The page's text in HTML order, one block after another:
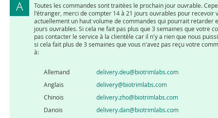
Toutes les commandes sont traitées le prochain jour ouvrable.
l'étranger, merci de compter 14 à 21 jours ouvrables pour recevoir
actuellement un haut volume de commandes qui pourrait retarder
jours ouvrables. Si cela ne fait pas plus que 3 semaines que votre
pas contacter le service à la clientèle car il n'y a rien que nous
si cela fait plus de 3 semaines que vous n'avez pas reçu votre
à:
Allemand
delivery.deu@biotrimlabs.com
Anglais
delivery@biotrimlabs.com
Chinois
delivery.zho@biotrimlabs.com
Danois
delivery.dan@biotrimlabs.com